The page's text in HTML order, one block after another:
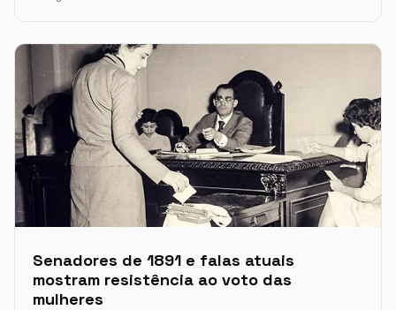
Senadores de 1891 e falas atuais
mostram resistência ao voto das
mulheres